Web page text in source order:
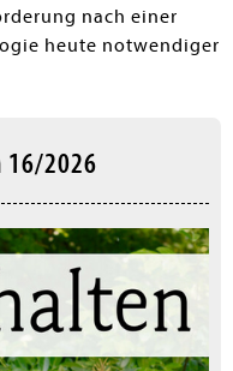
nach einer
heute notwendiger
16/2026